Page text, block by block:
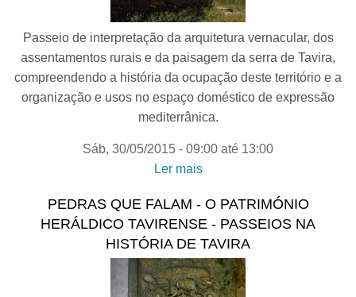
Passeio de interpretação da arquitetura vernacular, dos
assentamentos rurais e da paisagem da serra de Tavira,
compreendendo a história da ocupação deste território e a
organização e usos no espaço doméstico de expressão
mediterrânica.
Sáb, 30/05/2015 - 09:00 até 13:00
Ler mais
Dieta Mediterrânica todo o
ano | passeio de
interpretação do território e
PEDRAS QUE FALAM - O PATRIMÓNIO
HERÁLDICO TAVIRENSE - PASSEIOS NA
HISTÓRIA DE TAVIRA